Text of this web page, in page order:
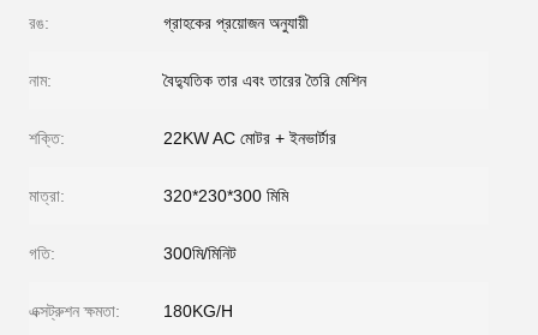
রঙ: গ্রাহকের প্রয়োজন অনুযায়ী
নাম: বৈদ্যুতিক তার এবং তারের তৈরি মেশিন
শক্তি: 22KW AC মোটর + ইনভার্টার
মাত্রা: 320*230*300 মিমি
গতি: 300মি/মিনিট
এক্সট্রুশন ক্ষমতা: 180KG/H